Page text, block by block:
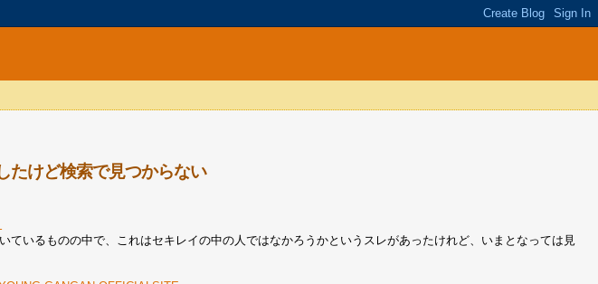
たけど検索で見つからない
ているものの中で、これはセキレイの中の人ではなかろうかというスレがあったけれど、いまとなっては見